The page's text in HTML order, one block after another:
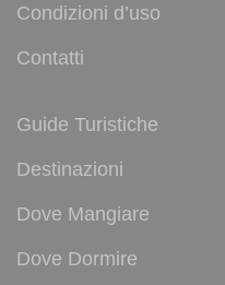
Condizioni d’uso
Contatti
Guide Turistiche
Destinazioni
Dove Mangiare
Dove Dormire